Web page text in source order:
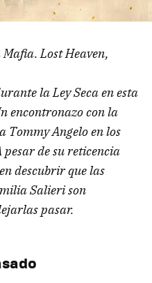
Lost Heaven,
la Ley Seca en esta
encontronazo con la
Angelo en los
pesar de su reticencia
descubrir que las
Salieri son
pasar.